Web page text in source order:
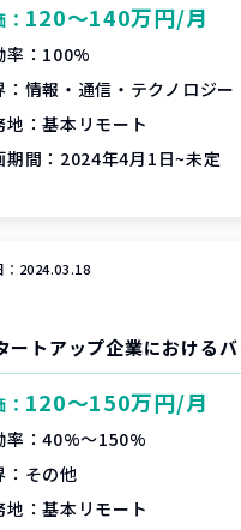
120〜140万円/月
： 100%
情報・通信・テクノロジー
地：基本リモート
間： 2024年4月1日~未定
2024.03.18
120〜150万円/月
率：40%〜150%
その他
地：基本リモート